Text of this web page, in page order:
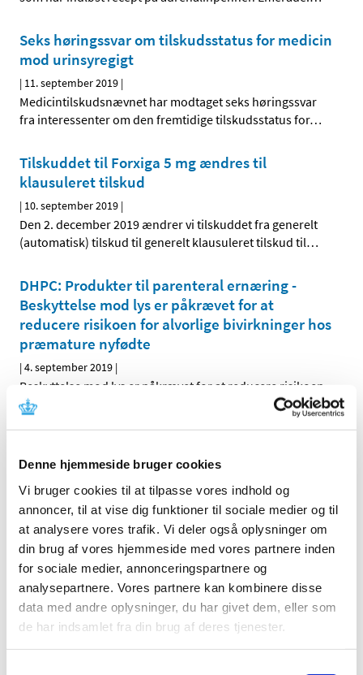
Denne hjemmeside bruger cookies
Vi bruger cookies til at tilpasse vores indhold og
annoncer, til at vise dig funktioner til sociale medier og til
at analysere vores trafik. Vi deler også oplysninger om
din brug af vores hjemmeside med vores partnere inden
for sociale medier, annonceringspartnere og
analysepartnere. Vores partnere kan kombinere disse
data med andre oplysninger, du har givet dem, eller som
de har indsamlet fra din brug af deres tjenester.
Seks høringssvar om tilskudsstatus for medicin
mod urinsyregigt
| 11. september 2019 |
Medicintilskudsnævnet har modtaget seks høringssvar
fra interessenter om den fremtidige tilskudsstatus for…
Tilskuddet til Forxiga 5 mg ændres til
klausuleret tilskud
| 10. september 2019 |
Den 2. december 2019 ændrer vi tilskuddet fra generelt
(automatisk) tilskud til generelt klausuleret tilskud til…
DHPC: Produkter til parenteral ernæring -
Beskyttelse mod lys er påkrævet for at
reducere risikoen for alvorlige bivirkninger hos
præmature nyfødte
|4. september 2019 |
Beskyttelse mod lys er påkrævet for at reducere risikoen
for alvorlige bivirkninger hos præmature nyfødte
af præmedicinering med dexamethason hos
pædiatriske patienter.
|4. september 2019|
Præcisering af præmedicinering med dexamethason hos
pædiatriske patienter.
DHPC: Fingolimod (Gilenya)
|4. september 2019|
Ny kontraindikation til gravide og fertile kvinder, der ikke
anvender effektiv kontraception.